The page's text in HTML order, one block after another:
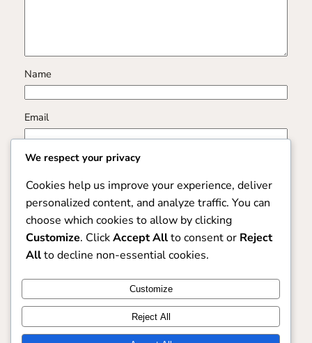
Name
Email
Website
Save my name, email, and website in this browser for
the next time I comment.
Kuliner Nusantara Perkumpulan
We respect your privacy
Cookies help us improve your experience, deliver
personalized content, and analyze traffic. You can
choose which cookies to allow by clicking
Customize. ClickAccept Allto consent or Reject
Allto decline non-essential cookies.
Customize
Reject All